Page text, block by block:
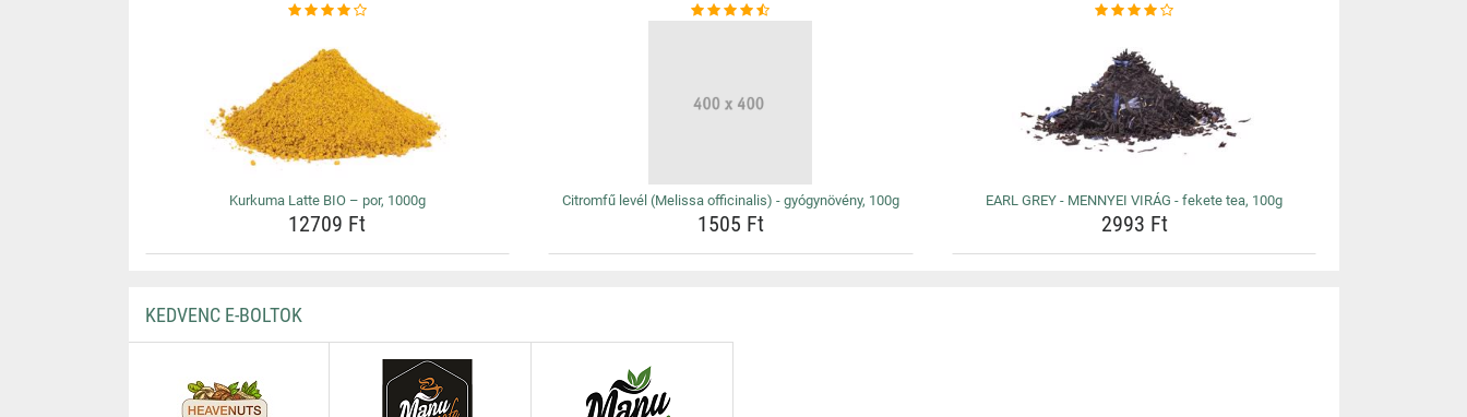
Kurkuma Latte BIO – por, 1000g
12709 Ft
Citromfű levél (Melissa officinalis) - gyógynövény, 100g
1505 Ft
EARL GREY - MENNYEI VIRÁG - fekete tea, 100g
2993 Ft
KEDVENC E-BOLTOK